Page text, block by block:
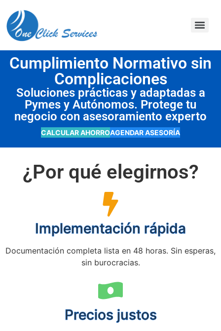
Cumplimiento Normativo sin
Complicaciones
Soluciones prácticas y adaptadas a
Pymes y Autónomos. Protege tu
negocio con asesoramiento experto
CALCULAR AHORROAGENDAR ASESORÍA
¿Por qué elegirnos?
Implementación rápida
Documentación completa lista en 48 horas. Sin esperas,
sin burocracias.
Precios justos